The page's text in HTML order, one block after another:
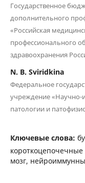
Государственное
дополнительного
«Российская
профессионального
здравоохранения
N. B. Sviridkina
Федеральное
учреждение «Научно-
патологии и
Ключевые слова:
мозг,